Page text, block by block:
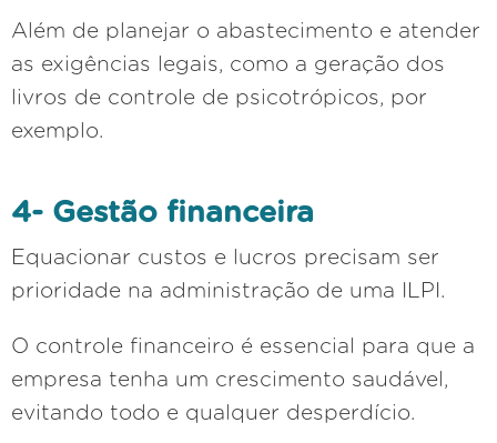
Além de planejar o abastecimento e atender
as exigências legais, como a geração dos
livros de controle de psicotrópicos, por
exemplo.
4- Gestão financeira
Equacionar custos e lucros precisam ser
prioridade na administração de uma ILPI.
O controle financeiro é essencial para que a
empresa tenha um crescimento saudável,
evitando todo e qualquer desperdício.